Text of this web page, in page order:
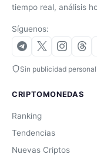
tiempo real, análisis
Síguenos:
Sin publicidad
CRIPTOMONEDAS
Ranking
Tendencias
Nuevas Criptos